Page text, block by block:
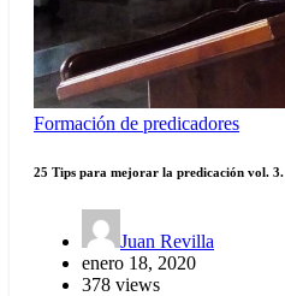
Formación de predicadores
25 Tips para mejorar la predicación vol. 3.
Juan Revilla
enero 18, 2020
378 views